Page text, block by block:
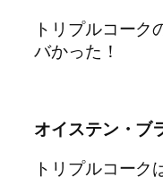
トリプルコーク
バかった！
オイステン・
トリプルコーク